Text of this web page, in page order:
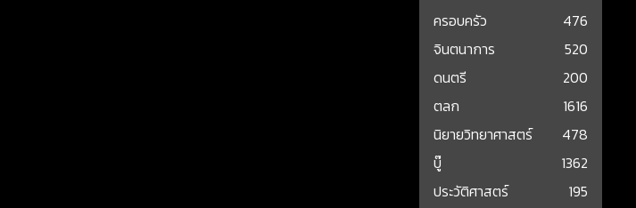
ครอบครัว
476
จินตนาการ
520
ดนตรี
200
ตลก
1616
นิยายวิทยาศาสตร์
478
บู๊
1362
ประวัติศาสตร์
195